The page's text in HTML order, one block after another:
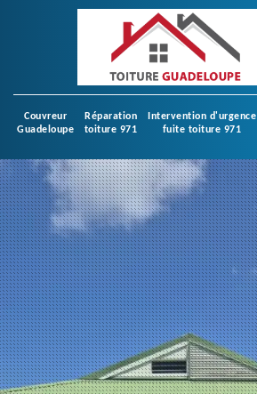
Couvreur
Guadeloupe
Réparation
toiture 971
Intervention d'urgence
fuite toiture 971